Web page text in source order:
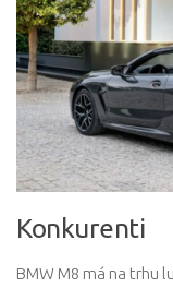
Konkurenti
BMW M8 má na trhu